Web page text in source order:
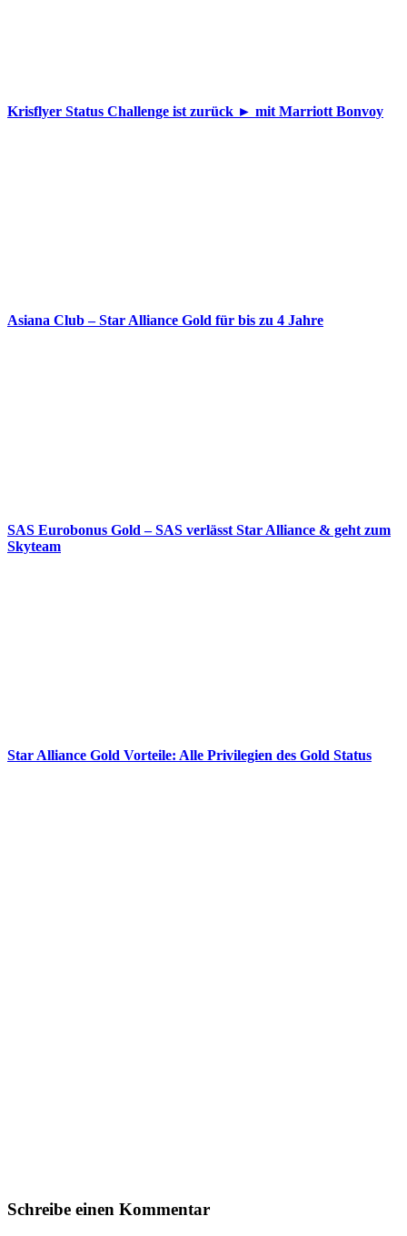
Krisflyer Status Challenge ist zurück ► mit Marriott Bonvoy
Asiana Club – Star Alliance Gold für bis zu 4 Jahre
SAS Eurobonus Gold – SAS verlässt Star Alliance & geht zum
Skyteam
Star Alliance Gold Vorteile: Alle Privilegien des Gold Status
Schreibe einen Kommentar